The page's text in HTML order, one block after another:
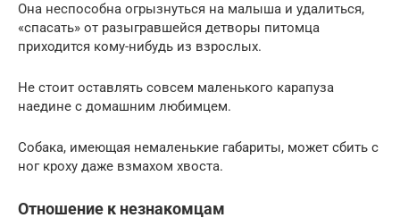
Она неспособна огрызнуться на малыша и удалиться,
«спасать» от разыгравшейся детворы питомца
приходится кому-нибудь из взрослых.
Не стоит оставлять совсем маленького карапуза
наедине с домашним любимцем.
Собака, имеющая немаленькие габариты, может сбить с
ног кроху даже взмахом хвоста.
Отношение к незнакомцам